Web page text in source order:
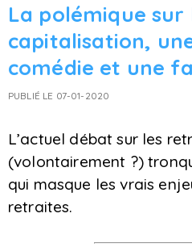
La polémique sur
capitalisation,
comédie et une
PUBLIÉ LE 07-01-2020
L’actuel débat sur les
(volontairement ?)
qui masque les vrais
retraites.